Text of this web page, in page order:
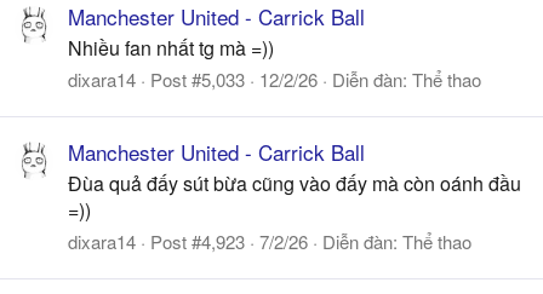
Manchester United - Carrick Ball
Nhiều fan nhất tg mà =))
dixara14 Post #5,033 12/2/26 Diễn đàn: Thể thao
Manchester United - Carrick Ball
Đùa quả đấy sút bừa cũng vào đấy mà còn oánh đầu
=))
dixara14 Post #4,923 7/2/26 Diễn đàn: Thể thao